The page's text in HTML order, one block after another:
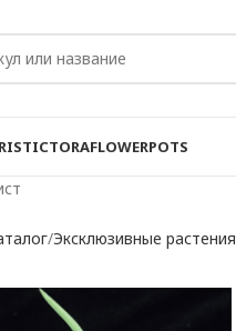
TORAFLOWERPOTS
Эксклюзивные растения